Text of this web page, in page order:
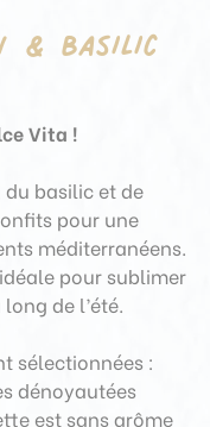
& Basilic
Vita !
du basilic et de
pour une
méditerranéens.
pour sublimer
de l’été.
sélectionnées :
dénoyautées
est sans arôme